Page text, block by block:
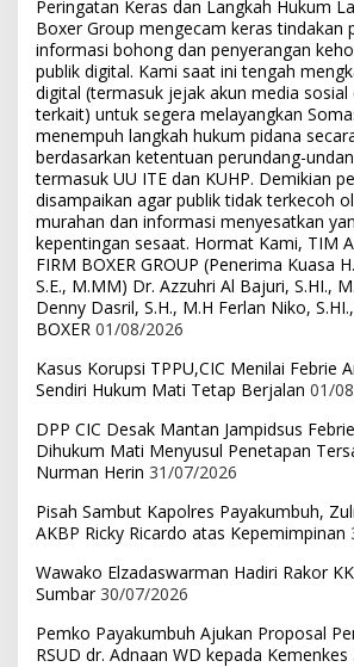
Peringatan Keras dan Langkah Hukum
Boxer Group mengecam keras tindakan
informasi bohong dan penyerangan
publik digital. Kami saat ini tengah
digital (termasuk jejak akun media sosial
terkait) untuk segera melayangkan
menempuh langkah hukum pidana
berdasarkan ketentuan perundang-
termasuk UU ITE dan KUHP. Demikian
disampaikan agar publik tidak terkecoh
murahan dan informasi menyesatkan
kepentingan sesaat. Hormat Kami, TIM
FIRM BOXER GROUP (Penerima Kuasa
S.E., M.MM) Dr. Azzuhri Al Bajuri, S.HI.,
Denny Dasril, S.H., M.H Ferlan Niko,
BOXER 01/08/2026
Kasus Korupsi TPPU,CIC Menilai Febrie
Sendiri Hukum Mati Tetap Berjalan 01/
DPP CIC Desak Mantan Jampidsus
Dihukum Mati Menyusul Penetapan
Nurman Herin 31/07/2026
Pisah Sambut Kapolres Payakumbuh,
AKBP Ricky Ricardo atas Kepemimpinan
Wawako Elzadaswarman Hadiri Rakor
Sumbar 30/07/2026
Pemko Payakumbuh Ajukan Proposal
RSUD dr. Adnaan WD kepada Kemenkes